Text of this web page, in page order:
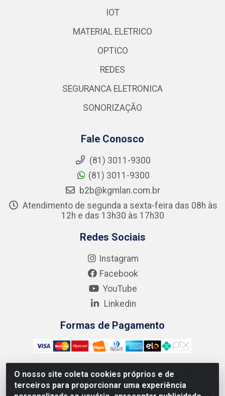
O nosso site coleta cookies próprios e de
terceiros para proporcionar uma experiência
IOT
MATERIAL ELETRICO
OPTICO
REDES
SEGURANCA ELETRONICA
SONORIZAÇÃO
Fale Conosco
(81) 3011-9300
(81) 3011-9300
b2b@kgmlan.com.br
Atendimento de segunda a sexta-feira das 08h às
12h e das 13h30 às 17h30
Redes Sociais
Instagram
Facebook
YouTube
Linkedin
Formas de Pagamento
Kgmlan Distribuidora LTDA - CNPJ 18.217.682/0001-54 - Rua